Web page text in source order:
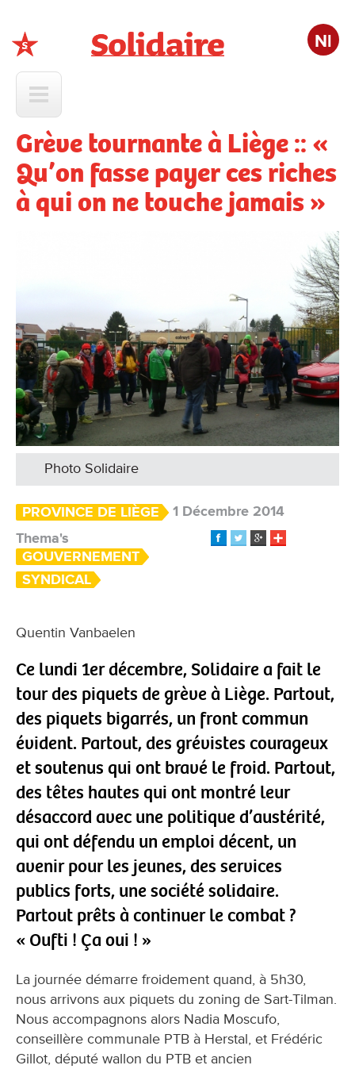
Nl
Grève tournante à Liège :: «
Qu’on fasse payer ces riches
à qui on ne touche jamais »
Photo Solidaire
PROVINCE DE LIÈGE
1 Décembre 2014
Thema's
GOUVERNEMENT
SYNDICAL
Quentin Vanbaelen
Ce lundi 1er décembre, Solidaire a fait le
tour des piquets de grève à Liège. Partout,
des piquets bigarrés, un front commun
évident. Partout, des grévistes courageux
et soutenus qui ont bravé le froid. Partout,
des têtes hautes qui ont montré leur
désaccord avec une politique d’austérité,
qui ont défendu un emploi décent, un
avenir pour les jeunes, des services
publics forts, une société solidaire.
Partout prêts à continuer le combat ?
« Oufti ! Ça oui ! »
La journée démarre froidement quand, à 5h30,
nous arrivons aux piquets du zoning de Sart-Tilman.
Nous accompagnons alors Nadia Moscufo,
conseillère communale PTB à Herstal, et Frédéric
Gillot, député wallon du PTB et ancien